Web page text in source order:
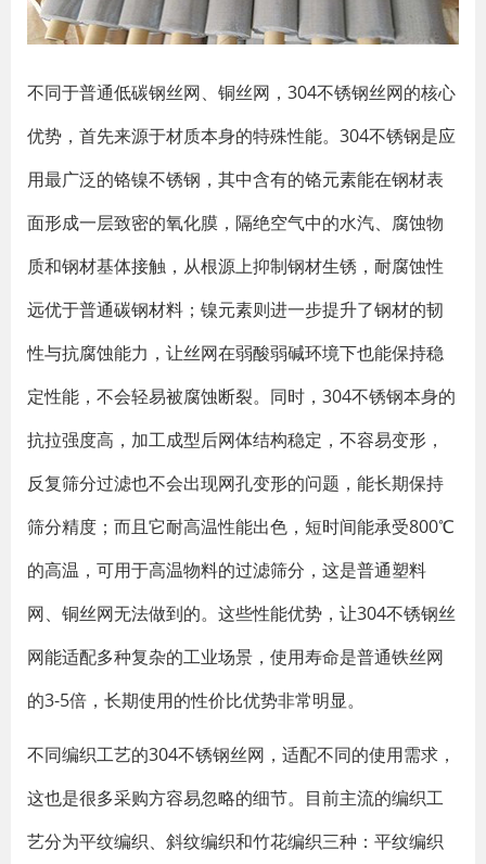
不同于普通低碳钢丝网、铜丝网，304不锈钢丝网的核心
优势，首先来源于材质本身的特殊性能。304不锈钢是应
用最广泛的铬镍不锈钢，其中含有的铬元素能在钢材表
面形成一层致密的氧化膜，隔绝空气中的水汽、腐蚀物
质和钢材基体接触，从根源上抑制钢材生锈，耐腐蚀性
远优于普通碳钢材料；镍元素则进一步提升了钢材的韧
性与抗腐蚀能力，让丝网在弱酸弱碱环境下也能保持稳
定性能，不会轻易被腐蚀断裂。同时，304不锈钢本身的
抗拉强度高，加工成型后网体结构稳定，不容易变形，
反复筛分过滤也不会出现网孔变形的问题，能长期保持
筛分精度；而且它耐高温性能出色，短时间能承受800℃
的高温，可用于高温物料的过滤筛分，这是普通塑料
网、铜丝网无法做到的。这些性能优势，让304不锈钢丝
网能适配多种复杂的工业场景，使用寿命是普通铁丝网
的3-5倍，长期使用的性价比优势非常明显。
不同编织工艺的304不锈钢丝网，适配不同的使用需求，
这也是很多采购方容易忽略的细节。目前主流的编织工
艺分为平纹编织、斜纹编织和竹花编织三种：平纹编织